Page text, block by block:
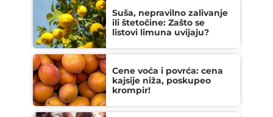
Suša, nepravilno zalivanje
ili štetočine: Zašto se
listovi limuna uvijaju?
Cene voća i povrća: cena
kajsije niža, poskupeo
krompir!